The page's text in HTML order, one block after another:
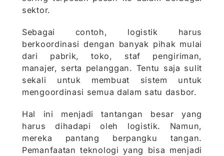
sektor.
Sebagai contoh, logistik harus
berkoordinasi dengan banyak pihak mulai
dari pabrik, toko, staf pengiriman,
manajer, serta pelanggan. Tentu saja sulit
sekali untuk membuat sistem untuk
mengoordinasi semua dalam satu dasbor.
Hal ini menjadi tantangan besar yang
harus dihadapi oleh logistik. Namun,
mereka pantang berpangku tangan.
Pemanfaatan teknologi yang bisa menjadi